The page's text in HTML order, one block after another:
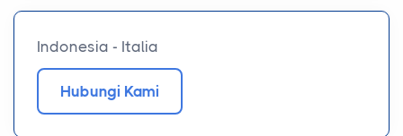
Indonesia - Italia
Hubungi Kami